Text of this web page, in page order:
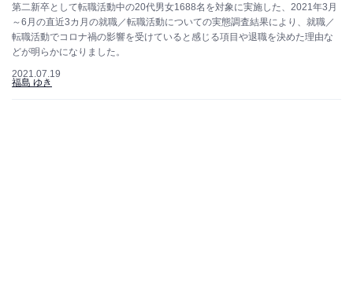
第二新卒として転職活動中の20代男女1688名を対象に実施した、2021年3月
～6月の直近3カ月の就職／転職活動についての実態調査結果により、就職／
転職活動でコロナ禍の影響を受けていると感じる項目や退職を決めた理由な
どが明らかになりました。
2021.07.19
福島 ゆき